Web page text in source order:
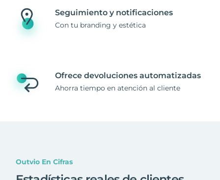
Seguimiento y notificaciones
Con tu branding y estética
Ofrece devoluciones automatizadas
Ahorra tiempo en atención al cliente
Outvio En Cifras